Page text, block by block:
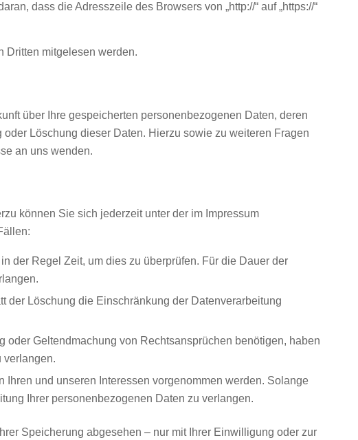
dass die Adresszeile des Browsers von „http://“ auf „https://“
Dritten mitgelesen werden.
über Ihre gespeicherten personenbezogenen Daten, deren
Löschung dieser Daten. Hierzu sowie zu weiteren Fragen
an uns wenden.
können Sie sich jederzeit unter der im Impressum
der Regel Zeit, um dies zu überprüfen. Für die Dauer der
der Löschung die Einschränkung der Datenverarbeitung
Geltendmachung von Rechtsansprüchen benötigen, haben
verlangen.
und unseren Interessen vorgenommen werden. Solange
Ihrer personenbezogenen Daten zu verlangen.
Speicherung abgesehen – nur mit Ihrer Einwilligung oder zur